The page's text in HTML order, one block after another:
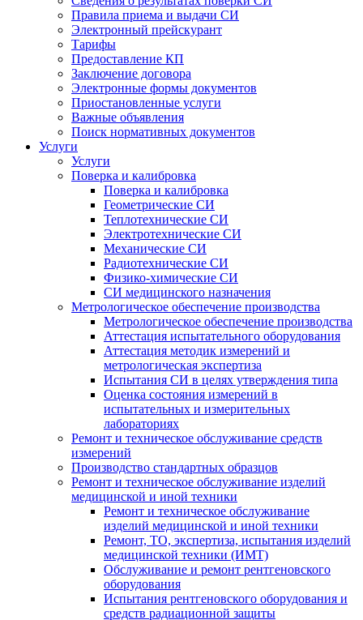
Правила приема и выдачи СИ
Электронный прейскурант
Тарифы
Предоставление КП
Заключение договора
Электронные формы документов
Приостановленные услуги
Важные объявления
Поиск нормативных документов
Услуги
Услуги
Поверка и калибровка
Поверка и калибровка
Геометрические СИ
Теплотехнические СИ
Электротехнические СИ
Механические СИ
Радиотехнические СИ
Физико-химические СИ
СИ медицинского назначения
Метрологическое обеспечение производства
Метрологическое обеспечение производства
Аттестация испытательного оборудования
Аттестация методик измерений и
метрологическая экспертиза
Испытания СИ в целях утверждения типа
Оценка состояния измерений в
испытательных и измерительных
лабораториях
Ремонт и техническое обслуживание средств
измерений
Производство стандартных образцов
Ремонт и техническое обслуживание изделий
медицинской и иной техники
Ремонт и техническое обслуживание
изделий медицинской и иной техники
Ремонт, ТО, экспертиза, испытания изделий
медицинской техники (ИМТ)
Обслуживание и ремонт рентгеновского
оборудования
Испытания рентгеновского оборудования и
средств радиационной защиты